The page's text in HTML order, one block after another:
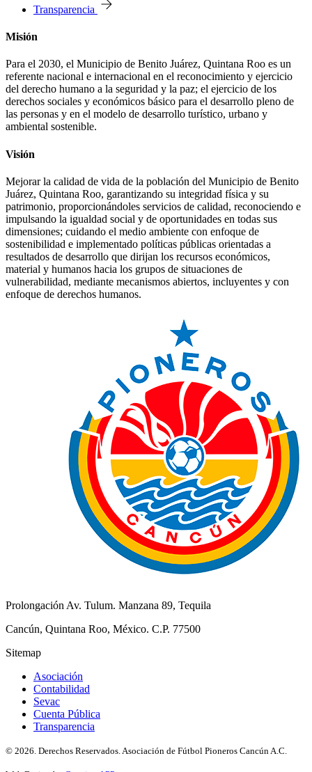
Transparencia
Misión
Para el 2030, el Municipio de Benito Juárez, Quintana Roo es un
referente nacional e internacional en el reconocimiento y ejercicio
del derecho humano a la seguridad y la paz; el ejercicio de los
derechos sociales y económicos básico para el desarrollo pleno de
las personas y en el modelo de desarrollo turístico, urbano y
ambiental sostenible.
Visión
Mejorar la calidad de vida de la población del Municipio de Benito
Juárez, Quintana Roo, garantizando su integridad física y su
patrimonio, proporcionándoles servicios de calidad, reconociendo e
impulsando la igualdad social y de oportunidades en todas sus
dimensiones; cuidando el medio ambiente con enfoque de
sostenibilidad e implementado políticas públicas orientadas a
resultados de desarrollo que dirijan los recursos económicos,
material y humanos hacia los grupos de situaciones de
vulnerabilidad, mediante mecanismos abiertos, incluyentes y con
enfoque de derechos humanos.
Prolongación Av. Tulum. Manzana 89, Tequila
Cancún, Quintana Roo, México. C.P. 77500
Sitemap
Asociación
Contabilidad
Sevac
Cuenta Pública
Transparencia
© 2026. Derechos Reservados. Asociación de Fútbol Pioneros Cancún A.C.